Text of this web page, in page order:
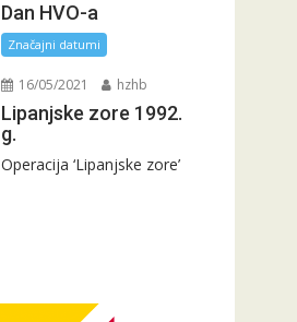
Dan HVO-a
Značajni datumi
16/05/2021 hzhb
Lipanjske zore 1992.
g.
Operacija ‘Lipanjske zore’